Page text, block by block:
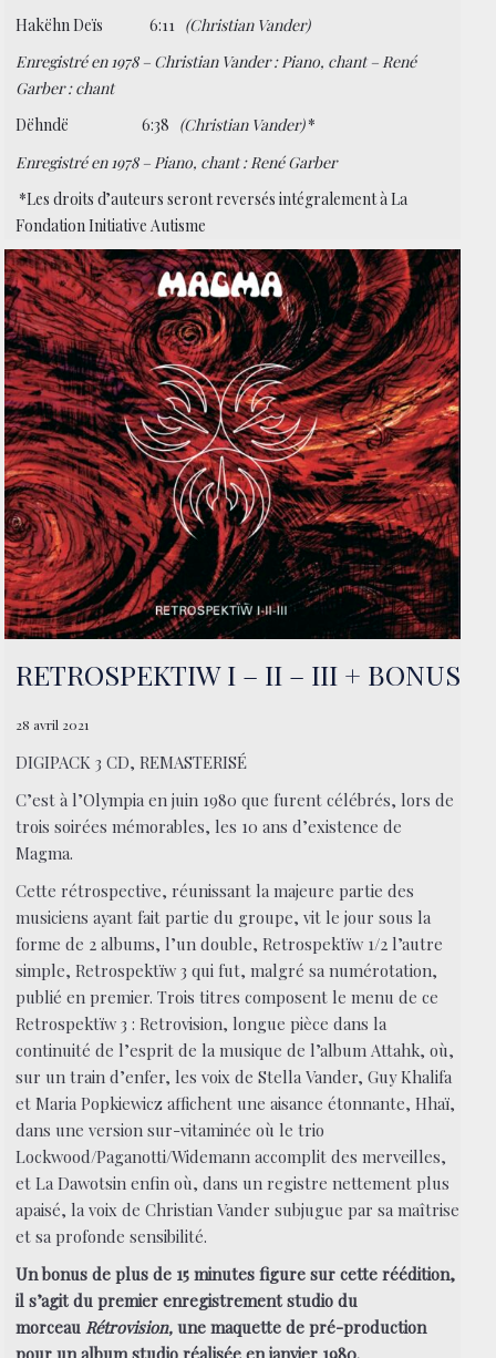
Hakëhn Deïs 6:11
(Christian Vander)
Enregistré en 1978 – Christian Vander : Piano, chant – René
Garber : chant
Dëhndë 6:38 (Christian Vander)*
Enregistré en 1978 – Piano, chant : René Garber
*Les droits d’auteurs seront reversés intégralement à La
Fondation Initiative Autisme
RETROSPEKTIW I – II – III + BONUS
28 avril 2021
DIGIPACK 3 CD, REMASTERISÉ
C’est à l’Olympia en juin 1980 que furent célébrés, lors de
trois soirées mémorables, les 10 ans d’existence de
Magma.
Cette rétrospective, réunissant la majeure partie des
musiciens ayant fait partie du groupe, vit le jour sous la
forme de 2 albums, l’un double, Retrospektïw 1/2 l’autre
simple, Retrospektïw 3 qui fut, malgré sa numérotation,
publié en premier. Trois titres composent le menu de ce
Retrospektïw 3 : Retrovision, longue pièce dans la
continuité de l’esprit de la musique de l’album Attahk, où,
sur un train d’enfer, les voix de Stella Vander, Guy Khalifa
et Maria Popkiewicz affichent une aisance étonnante, Hhaï,
dans une version sur-vitaminée où le trio
Lockwood/Paganotti/Widemann accomplit des merveilles,
et La Dawotsin enfin où, dans un registre nettement plus
apaisé, la voix de Christian Vander subjugue par sa maîtrise
et sa profonde sensibilité.
Un bonus de plus de 15 minutes figure sur cette réédition,
il s’agit du premier enregistrement studio du
morceau Rétrovision, une maquette de pré-production
pour un album studio réalisée en janvier 1980.